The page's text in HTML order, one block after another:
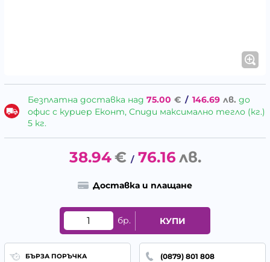
Безплатна доставка над 75.00 € / 146.69 лв. до
офис с куриер Еконт, Спиди максимално тегло (кг.)
5 кг.
38.94€ / 76.16 лв.
Доставка и плащане
бр. КУПИ
БЪРЗА ПОРЪЧКА (0879) 801 808